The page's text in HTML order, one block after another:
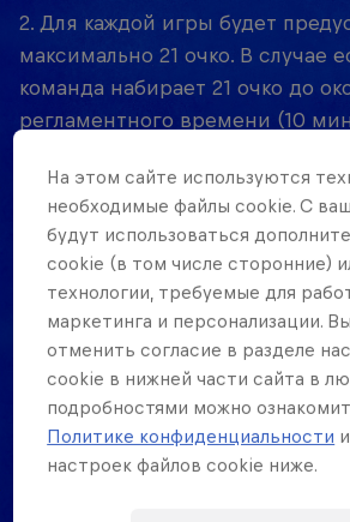
2. Для каждой игры будет
максимально 21 очко. В случае
команда набирает 21 очко до
регламентного времени (10
счет в игре сравнялся в конце
времени, выигрывает та
первой наберет 2 очка.
Если игра переходит в
количеством очков 20:20,
результат должен быть
количестве 21:20. (а не 22:20)
Во всех мужских играх должен
На этом сайте иcпользуются
необходимые файлы cookie. С
будут использоваться
cookie (в том числе сторонние)
технологии, требуемые для
маркетинга и персонализации.
отменить согласие в разделе
cookie в нижней части сайта в
подробностями можно
Политике конфиденциальности
настроек файлов cookie ниже.